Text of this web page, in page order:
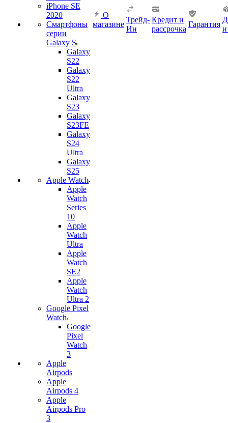
iPhone SE
2020
Смартфоны
серии
Galaxy S
Galaxy
S22
Galaxy
S22
Ultra
Galaxy
S23
Galaxy
S23FE
Galaxy
S24
Ultra
Galaxy
S25
Apple Watch
Apple
Watch
Series
10
Apple
Watch
Ultra
Apple
Watch
SE2
Apple
Watch
Ultra 2
Google Pixel
Watch
Google
Pixel
Watch
3
Apple
Airpods
Apple
Airpods 4
Apple
Airpods Pro
3
О
магазине
Трейд-
Ин
Кредит и
рассрочка
Гарантия
и